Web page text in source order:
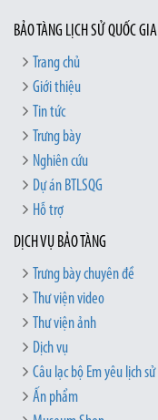
BẢO TÀNG LỊCH SỬ QUỐC GIA
Trang chủ
Giới thiệu
Tin tức
Trưng bày
Nghiên cứu
Dự án BTLSQG
Hỗ trợ
DỊCH VỤ BẢO TÀNG
Trưng bày chuyên đề
Thư viện video
Thư viện ảnh
Dịch vụ
Câu lạc bộ Em yêu lịch sử
Ấn phẩm